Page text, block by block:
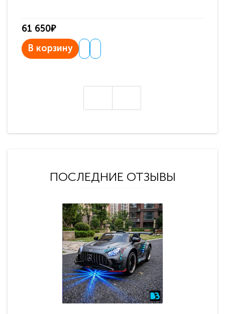
61 650₽
В корзину
ПОСЛЕДНИЕ ОТЗЫВЫ